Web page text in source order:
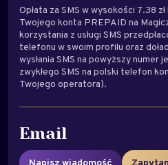
Opłata za SMS w wysokości 7.38
Twojego konta PREPAID na
korzystania z usługi SMS
telefonu w swoim profilu oraz
wysłania SMS na powyższy numer
zwykłego SMS na polski telefon
Twojego operatora).
Email
Napisz wiadomość